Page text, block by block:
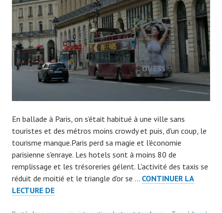
i
n
7
0
7
9
En ballade à Paris, on s'était habitué à une ville sans
touristes et des métros moins crowdy et puis, d'un coup, le
tourisme manque.Paris perd sa magie et l'économie
parisienne s'enraye. Les hotels sont à moins 80 de
remplissage et les trésoreries gélent. L'activité des taxis se
réduit de moitié et le triangle d'or se … CONTINUER LA
LECTURE DEQUE